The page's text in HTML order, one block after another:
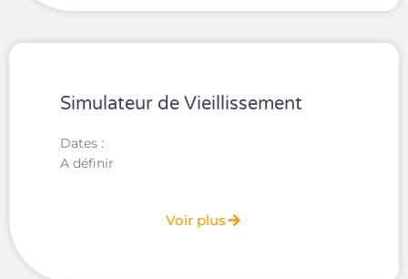
Simulateur de Vieillissement
Dates :
A définir
Voir plus